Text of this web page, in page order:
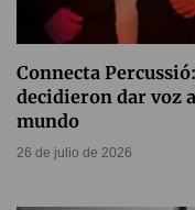
Connecta
decidieron dar voz
mundo
26 de julio de 2026